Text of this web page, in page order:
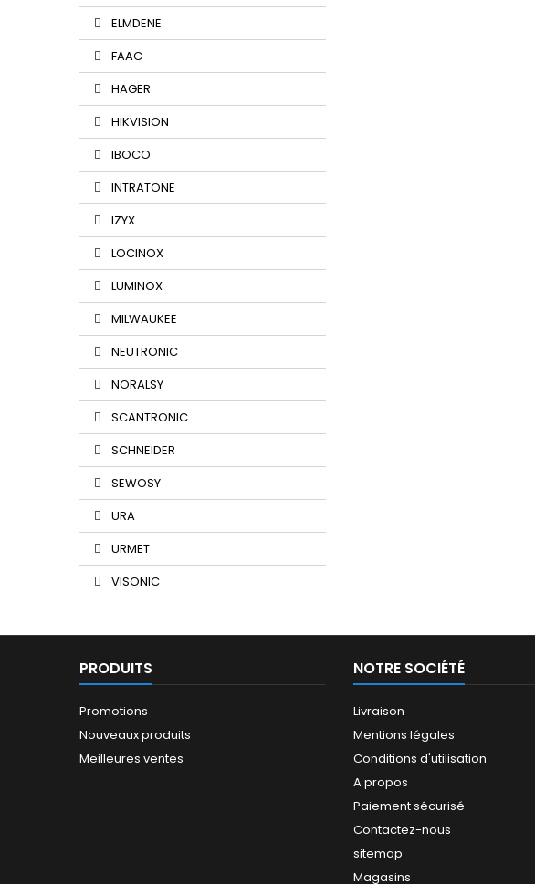
ELMDENE
FAAC
HAGER
HIKVISION
IBOCO
INTRATONE
IZYX
LOCINOX
LUMINOX
MILWAUKEE
NEUTRONIC
NORALSY
SCANTRONIC
SCHNEIDER
SEWOSY
URA
URMET
VISONIC
PRODUITS
Promotions
Nouveaux produits
Meilleures ventes
NOTRE SOCIÉTÉ
Livraison
Mentions légales
Conditions d'utilisation
A propos
Paiement sécurisé
Contactez-nous
sitemap
Magasins